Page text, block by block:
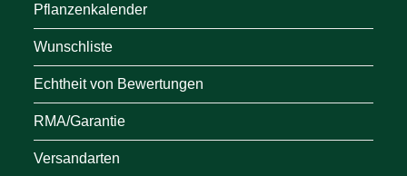
Pflanzenkalender
Wunschliste
Echtheit von Bewertungen
RMA/Garantie
Versandarten